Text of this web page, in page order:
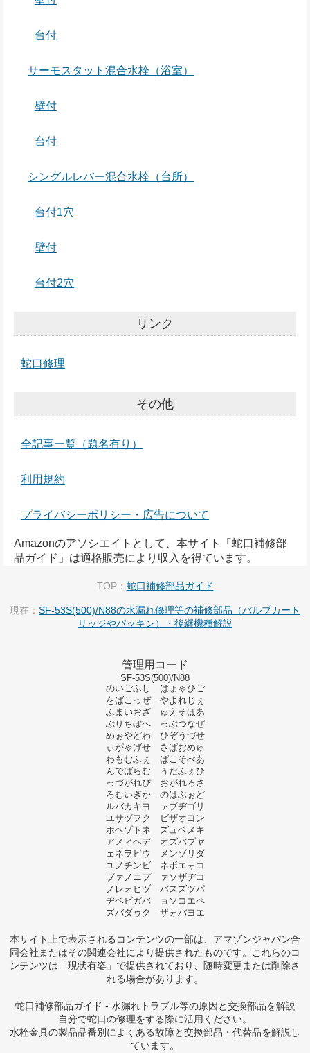
台付
サーモスタット混合水栓（浴室）
壁付
台付
シングルレバー混合水栓（台所）
台付1穴
壁付
台付2穴
リンク
蛇口修理
その他
全記事一覧（題名有り）
利用規約
プライバシーポリシー・広告について
Amazonのアソシエイトとして、本サイト「蛇口補修部
品ガイド」は適格販売により収入を得ています。
TOP： 蛇口補修部品ガイド
現在： SF-53S(500)/N88の水漏れ修理等の補修部品（バルブカート
リッジやパッキン）・後継機種解説
管理用コード
SF-53S(500)/N88
のいごふし はょゃひご
をばこっぜ やよれじぇ
ふまいおざ ゅえそほあ
ぶりちぼへ っぶつなぜ
めぉやどわ ひぞうづせ
ぃがゃげせ さぱおめゅ
わもむふぇ ぱこそべあ
んでばらむ ぅだふぇひ
っづがれぴ おがれろさ
ろむいぎか のはぶぉど
ルバカキヨ ァブヂゴリ
ユサヅフク ビザオヨン
ホヘゾトネ ズュベメキ
アメィヘデ オズバブヤ
ェネヲビウ メンゾリダ
ユノチンビ ネボエォコ
ブァノニプ ァソザヂコ
ノレォヒヅ バスズツパ
ヂベビガバ ョソコエペ
ズバダゥク ザォパヨエ
本サイト上で表示されるコンテンツの一部は、アマゾンジャパン合
同会社またはその関連会社により提供されたものです。これらのコ
ンテンツは「現状有姿」で提供されており、随時変更または削除さ
れる場合があります。
蛇口補修部品ガイド - 水漏れトラブル等の原因と交換部品を解説
自分で蛇口の修理をする際に活用ください。
水栓金具の製品品番別によくある故障と交換部品・代替品を解説し
ています。